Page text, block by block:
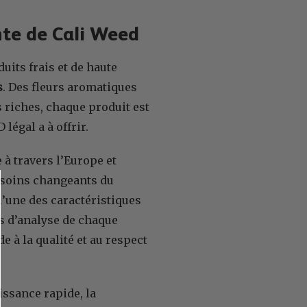
de Cali Weed
frais et de haute
. Des fleurs aromatiques
riches, chaque produit est
légal a à offrir.
travers l’Europe et
changeants du
des caractéristiques
de chaque
à la qualité et au respect
rapide, la